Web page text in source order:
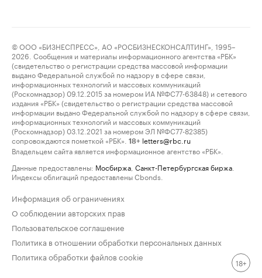
© ООО «БИЗНЕСПРЕСС», АО «РОСБИЗНЕСКОНСАЛТИНГ», 1995–
2026. Сообщения и материалы информационного агентства «РБК»
(свидетельство о регистрации средства массовой информации
выдано Федеральной службой по надзору в сфере связи,
информационных технологий и массовых коммуникаций
(Роскомнадзор) 09.12.2015 за номером ИА №ФС77-63848) и сетевого
издания «РБК» (свидетельство о регистрации средства массовой
информации выдано Федеральной службой по надзору в сфере связи,
информационных технологий и массовых коммуникаций
(Роскомнадзор) 03.12.2021 за номером ЭЛ №ФС77-82385)
сопровождаются пометкой «РБК».
18+ letters@rbc.ru
Владельцем сайта является информационное агентство «РБК».
Данные предоставлены: Мосбиржа Санкт-Петербургская биржа
Индексы облигаций предоставлены Cbonds.
Информация об ограничениях
О соблюдении авторских прав
Пользовательское соглашение
Политика в отношении обработки персональных данных
Политика обработки файлов cookie
18+